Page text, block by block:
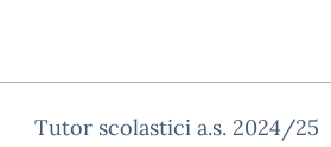
Tutor scolastici a.s. 2024/25